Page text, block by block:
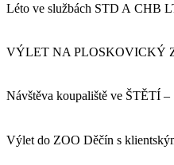
Léto ve službách STD A CHB
VÝLET NA PLOSKOVICKÝ
Návštěva koupaliště ve ŠTĚTÍ
Výlet do ZOO Děčín s